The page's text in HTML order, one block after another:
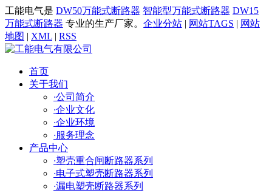
工能电气是 DW50万能式断路器 智能型万能式断路器 DW15
万能式断路器 专业的生产厂家。 企业分站 | 网站TAGS | 网站
地图 | XML | RSS
首页
关于我们
·公司简介
·企业文化
·企业环境
·服务理念
产品中心
·塑壳重合闸断路器系列
·电子式塑壳断路器系列
·漏电塑壳断路器系列